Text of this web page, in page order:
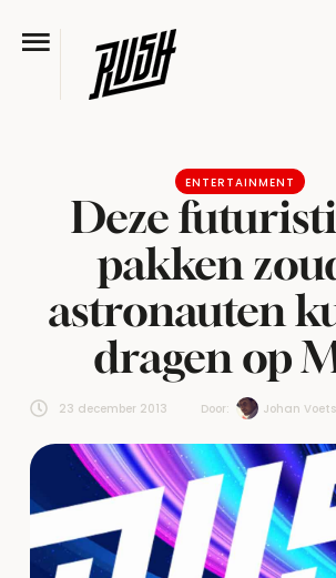
ENTERTAINMENT
Deze
pakken
astronauten
dragen op
23 december 2013 Door: Johan Voets